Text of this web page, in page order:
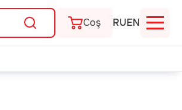
Coş RUEN